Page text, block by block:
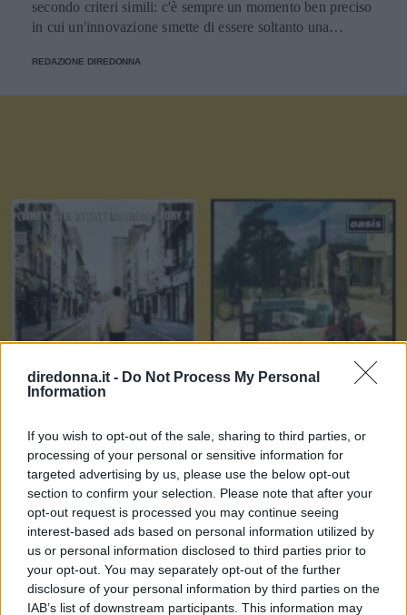
diredonna.it - Do Not Process My Personal
Information
If you wish to opt-out of the sale, sharing to third parties, or
processing of your personal or sensitive information for
targeted advertising by us, please use the below opt-out
section to confirm your selection. Please note that after your
opt-out request is processed you may continue seeing
interest-based ads based on personal information utilized by
us or personal information disclosed to third parties prior to
your opt-out. You may separately opt-out of the further
disclosure of your personal information by third parties on the
IAB’s list of downstream participants. This information may
secondo criteri simili: c'è sempre un momento ben preciso
in cui un'innovazione smette di essere soltanto una
REDAZIONE DIREDONNA
GOSSIP
Le 10 più belle frasi dei The
Oasis, che ora possiamo tornare